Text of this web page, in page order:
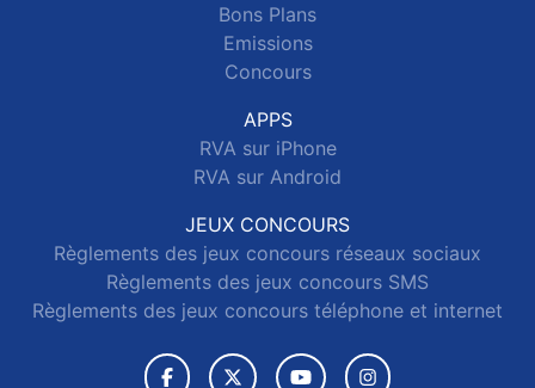
Bons Plans
Emissions
Concours
APPS
RVA sur iPhone
RVA sur Android
JEUX CONCOURS
Règlements des jeux concours réseaux sociaux
Règlements des jeux concours SMS
Règlements des jeux concours téléphone et internet